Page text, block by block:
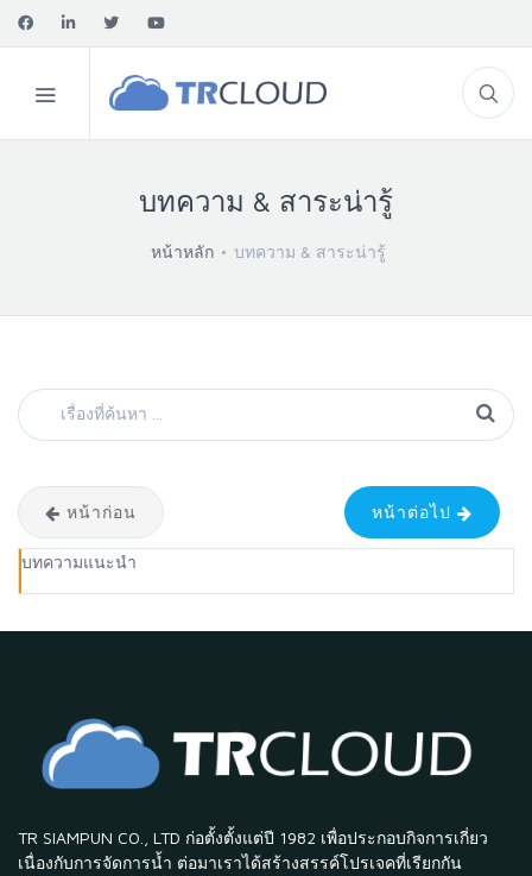
บทความ & สาระน่ารู้
หน้าหลัก บทความ & สาระน่ารู้
หน้าก่อน หน้าต่อไป
บทความแนะนำ
TR SIAMPUN CO., LTD ก่อตั้งตั้งแต่ปี 1982 เพื่อประกอบกิจการเกี่ยว
เนื่องกับการจัดการน้ำ ต่อมาเราได้สร้างสรรค์โปรเจคที่เรียกกัน